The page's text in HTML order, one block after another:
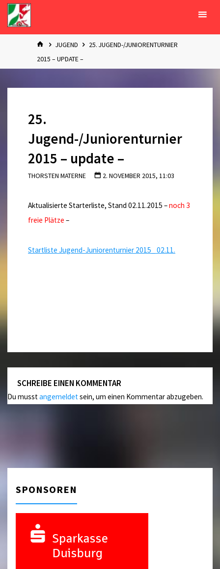
Zum
Inhalt
springen
STARTJUGEND
25. JUGEND-/JUNIORENTURNIER
2015 – UPDATE –
25.
Jugend-/Juniorenturnier
2015 – update –
THORSTEN MATERNE 2. NOVEMBER 2015, 11:03
Aktualisierte Starterliste, Stand 02.11.2015 –noch 3
freie Plätze –
Startliste Jugend-Juniorenturnier 2015_ 02.11.
SCHREIBE EINEN KOMMENTAR
Du musstangemeldet sein, um einen Kommentar abzugeben.
SPONSOREN